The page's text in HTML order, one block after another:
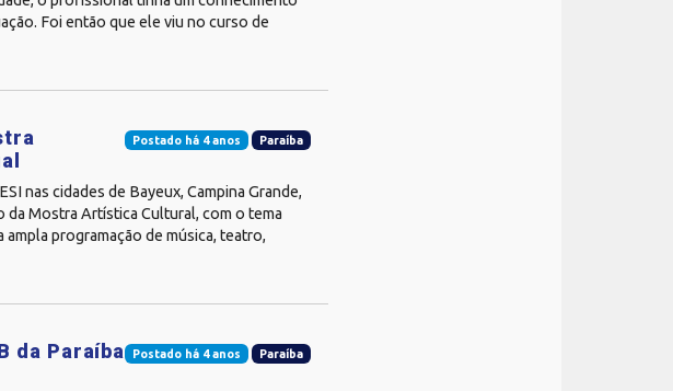
Foi então que ele viu no curso de
Postado há 4 anos Paraíba
nas cidades de Bayeux, Campina Grande,
da Mostra Artística Cultural, com o tema
ampla programação de música, teatro,
Postado há 4 anos Paraíba
da Paraíba